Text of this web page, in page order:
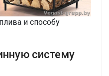
и способу
систему